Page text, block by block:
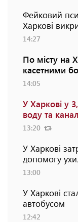
Фейковий
Харкові
14:27
По місту на
касетними
14:05
У Харкові у
воду та
13:20
У Харкові
допомогу
13:00
У Харкові
автобусом
12:42